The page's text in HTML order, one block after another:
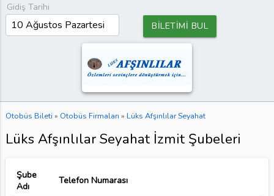
Gidiş Tarihi
BİLETİMİ BUL
Otobüs Bileti » Otobüs Firmaları » Lüks Afşınlılar Seyahat
Lüks Afşınlılar Seyahat İzmit Şubeleri
Şube
Adı
Telefon Numarası